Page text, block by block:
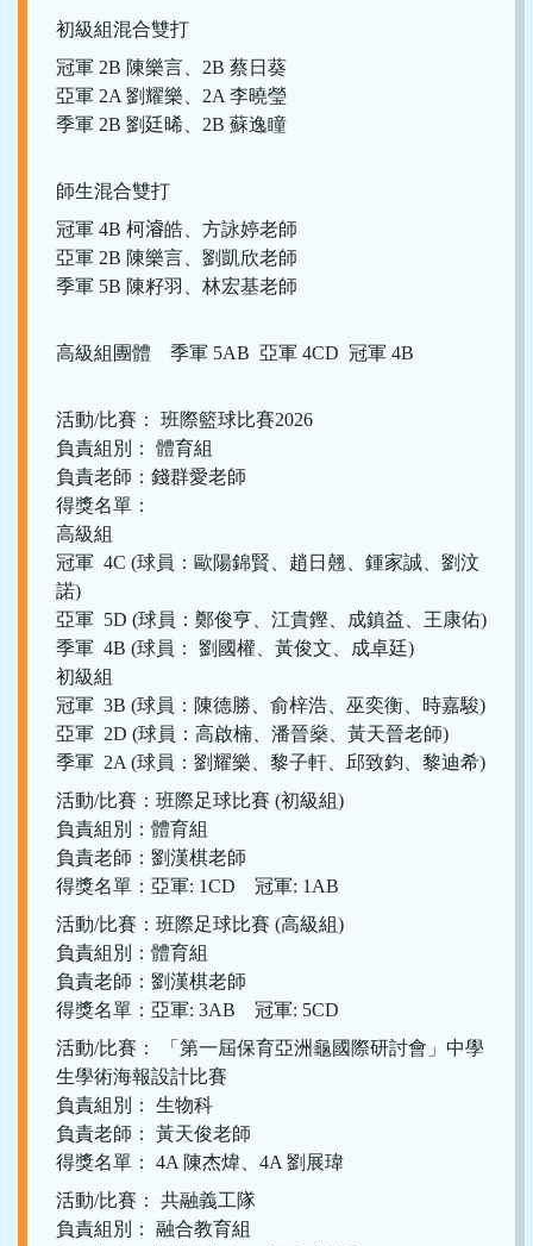
初級組混合雙打
冠軍 2B 陳樂言、2B 蔡日葵
亞軍 2A 劉耀樂、2A 李曉瑩
季軍 2B 劉廷晞、2B 蘇逸瞳
師生混合雙打
冠軍 4B 柯𣿰皓、方詠婷老師
亞軍 2B 陳樂言、劉凱欣老師
季軍 5B 陳籽羽、林宏基老師
高級組團體 季軍 5AB 亞軍 4CD 冠軍 4B
活動/比賽： 班際籃球比賽2026
負責組別： 體育組
負責老師：錢群愛老師
得獎名單：
高級組
冠軍 4C (球員：歐陽錦賢、趙日翹、鍾家誠、劉汶
諾)
亞軍 5D (球員：鄭俊亨、江貴鏗、成鎮益、王康佑)
季軍 4B (球員： 劉國權、黃俊文、成卓廷)
初級組
冠軍 3B (球員：陳德勝、俞梓浩、巫奕衡、時嘉駿)
亞軍 2D (球員：高啟楠、潘晉燊、黃天晉老師)
季軍 2A (球員：劉耀樂、黎子軒、邱致鈞、黎迪希)
活動/比賽：班際足球比賽 (初級組)
負責組別：體育組
負責老師：劉漢棋老師
得獎名單：亞軍: 1CD 冠軍: 1AB
活動/比賽：班際足球比賽 (高級組)
負責組別：體育組
負責老師：劉漢棋老師
得獎名單：亞軍: 3AB 冠軍: 5CD
活動/比賽： 「第一屆保育亞洲龜國際研討會」中學
生學術海報設計比賽
負責組別： 生物科
負責老師： 黃天俊老師
得獎名單： 4A 陳杰煒、4A 劉展瑋
活動/比賽： 共融義工隊
負責組別： 融合教育組